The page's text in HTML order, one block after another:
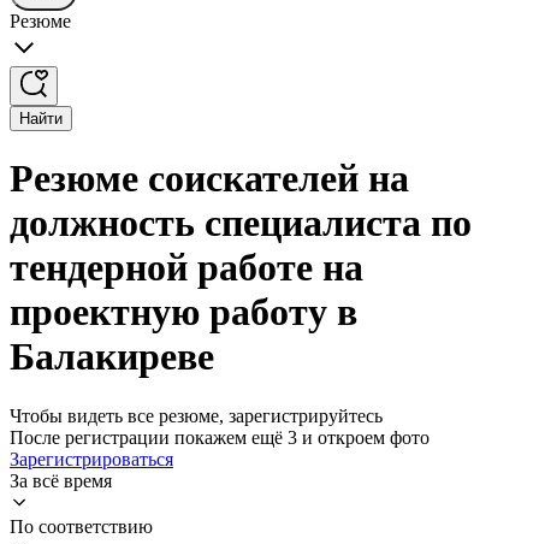
Резюме
Найти
Резюме соискателей на
должность специалиста по
тендерной работе на
проектную работу в
Балакиреве
Чтобы видеть все резюме, зарегистрируйтесь
После регистрации покажем ещё 3 и откроем фото
Зарегистрироваться
За всё время
По соответствию